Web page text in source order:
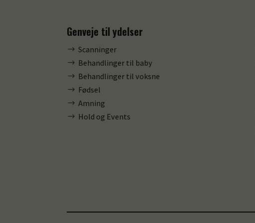
Genveje til ydelser
$ Scanninger
$ Behandlinger til baby
$ Behandlinger til voksne
$ Fødsel
$ Amning
$ Hold og Events